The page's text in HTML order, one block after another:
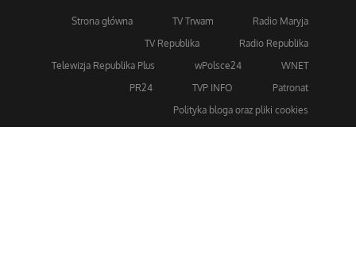
Strona główna TV Trwam
Radio Maryja
TV Republika
Radio Republika
Telewizja Republika Plus
wPolsce24
WNET
PR24
TVP INFO
Patronat
Polityka bloga oraz pliki cookies